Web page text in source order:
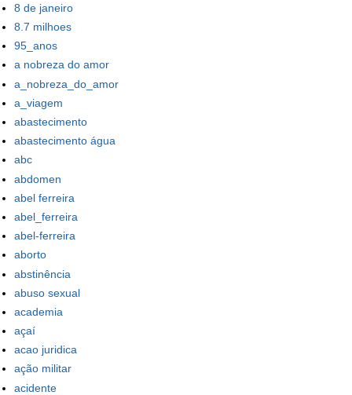
8 de janeiro
8.7 milhoes
95_anos
a nobreza do amor
a_nobreza_do_amor
a_viagem
abastecimento
abastecimento água
abc
abdomen
abel ferreira
abel_ferreira
abel-ferreira
aborto
abstinência
abuso sexual
academia
açaí
acao juridica
ação militar
acidente